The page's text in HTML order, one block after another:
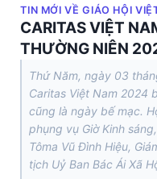
TIN MỚI VỀ GIÁO HỘI
CARITAS VIỆT
THƯỜNG NIÊN
Thứ Năm, ngày 03
Caritas Việt Nam 2024
cũng là ngày bế mạc.
phụng vụ Giờ Kinh
Tôma Vũ Đình Hiệu,
tịch Uỷ Ban Bác Ái Xã